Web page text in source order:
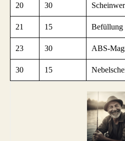
20 30
21 15 Befüllung
23 30 ABS-
30 15